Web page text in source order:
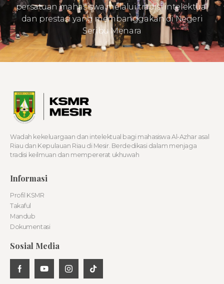
persatuan mahasiswa melalui tradisi intelektual
dan prestasi yang membanggakan di Negeri
Seribu Menara
Wadah kekeluargaan dan intelektual bagi mahasiswa Al-Azhar asal
Riau dan Kepulauan Riau di Mesir. Berdedikasi dalam menjaga
tradisi keilmuan dan mempererat ukhuwah
Informasi
Profil KSMR
Takaful
Mandub
Dokumentasi
Sosial Media